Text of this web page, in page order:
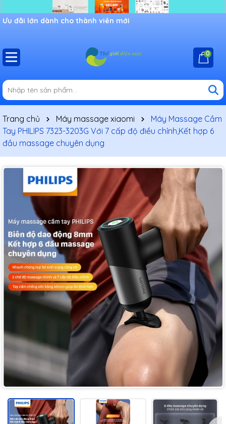
Ưu đãi lớn dành cho thành viên mới
0
Trang chủ Máy massage xiaomi
Máy Massage Cầm
Tay PHILIPS 7323-3203G Với 7 cấp độ điều chỉnh,Kết hợp 6
đầu massage chuyên dụng